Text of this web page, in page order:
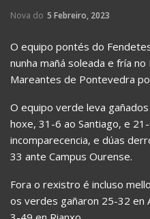
Nova do 5 Febreiro, 2023
O equipo pontés do
nunha mañá soleada e fría
Mareantes de Pontevedra
O equipo verde leva
hoxe, 31-6 ao Santiago, e
incomparecencia, e dúas
33 ante Campus Ourense.
Fora o rexistro é incluso
os verdes gañaron 25-32 en